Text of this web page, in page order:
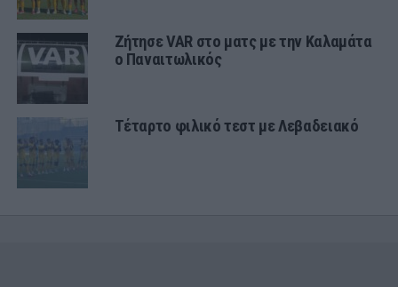
Ζήτησε VAR στο ματς με την Καλαμάτα
ο Παναιτωλικός
Τέταρτο φιλικό τεστ με Λεβαδειακό